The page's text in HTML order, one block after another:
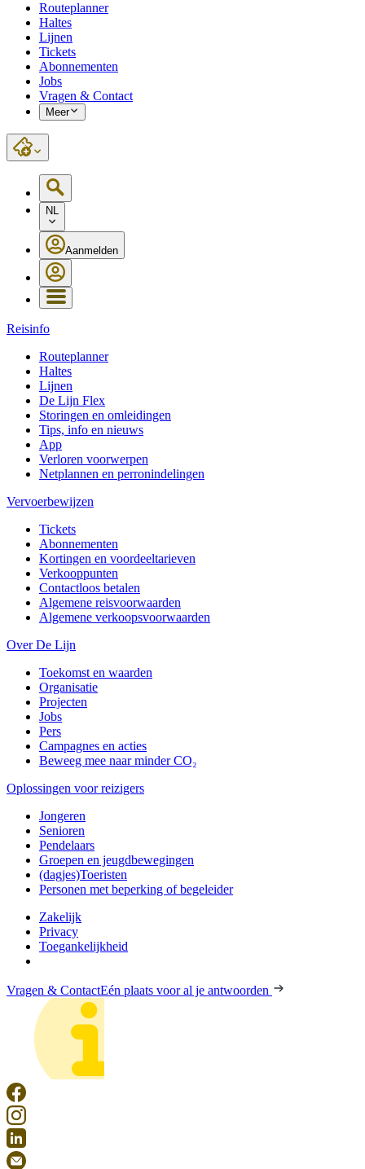
Routeplanner
Haltes
Lijnen
Tickets
Abonnementen
Jobs
Vragen & Contact
Meer
NL
Aanmelden
Reisinfo
Routeplanner
Haltes
Lijnen
De Lijn Flex
Storingen en omleidingen
Tips, info en nieuws
App
Verloren voorwerpen
Netplannen en perronindelingen
Vervoerbewijzen
Tickets
Abonnementen
Kortingen en voordeeltarieven
Verkooppunten
Contactloos betalen
Algemene reisvoorwaarden
Algemene verkoopsvoorwaarden
Over De Lijn
Toekomst en waarden
Organisatie
Projecten
Jobs
Pers
Campagnes en acties
Beweeg mee naar minder CO₂
Oplossingen voor reizigers
Jongeren
Senioren
Pendelaars
Groepen en jeugdbewegingen
(dagjes)Toeristen
Personen met beperking of begeleider
Zakelijk
Privacy
Toegankelijkheid
Vragen & ContactEén plaats voor al je antwoorden